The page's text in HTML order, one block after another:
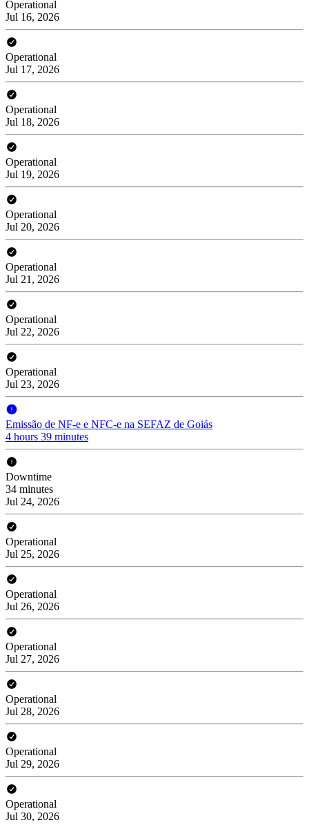
Operational
Jul 16, 2026
Operational
Jul 17, 2026
Operational
Jul 18, 2026
Operational
Jul 19, 2026
Operational
Jul 20, 2026
Operational
Jul 21, 2026
Operational
Jul 22, 2026
Operational
Jul 23, 2026
Emissão de NF-e e NFC-e na SEFAZ de Goiás
4 hours 39 minutes
Downtime
34 minutes
Jul 24, 2026
Operational
Jul 25, 2026
Operational
Jul 26, 2026
Operational
Jul 27, 2026
Operational
Jul 28, 2026
Operational
Jul 29, 2026
Operational
Jul 30, 2026